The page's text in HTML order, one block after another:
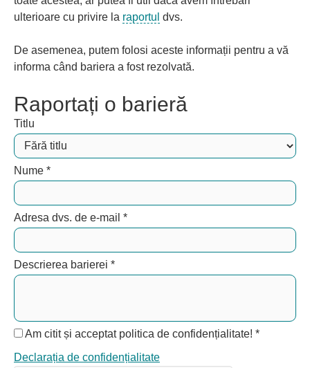
ulterioare cu privire la raportul dvs.
De asemenea, putem folosi aceste informații pentru a vă
informa când bariera a fost rezolvată.
Raportați o barieră
Titlu
Nume *
Adresa dvs. de e-mail *
Descrierea barierei *
Am citit și acceptat politica de confidențialitate! *
Declarația de confidențialitate